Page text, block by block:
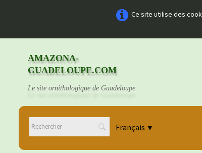
Ce site utilise des
AMAZONA-
GUADELOUPE.COM
Le site ornithologique de Guadeloupe
Français ▼